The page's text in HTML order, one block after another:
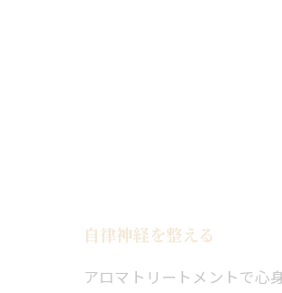
自律神経を整える
アロマトリートメントで心